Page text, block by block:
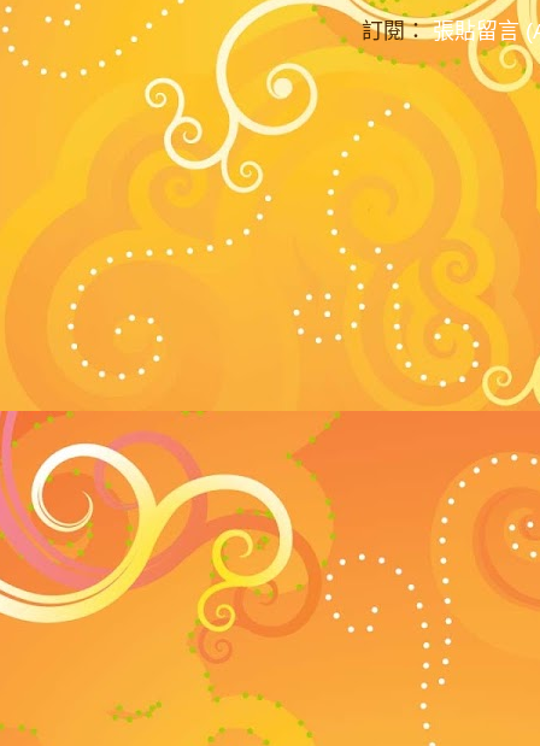
訂閱：張貼留言